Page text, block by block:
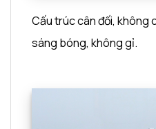
Cấu trúc cân đối, không
sáng bóng, không gỉ.